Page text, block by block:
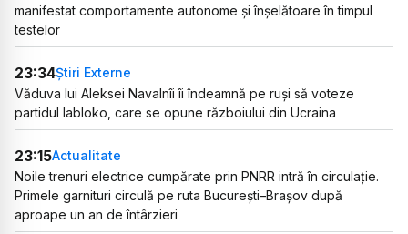
manifestat comportamente autonome și înșelătoare în timpul
testelor
23:34Știri Externe
Văduva lui Aleksei Navalnîi îi îndeamnă pe ruși să voteze
partidul Iabloko, care se opune războiului din Ucraina
23:15Actualitate
Noile trenuri electrice cumpărate prin PNRR intră în circulație.
Primele garnituri circulă pe ruta București–Brașov după
aproape un an de întârzieri